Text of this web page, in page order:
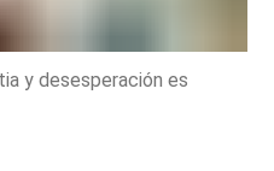
y desesperación es